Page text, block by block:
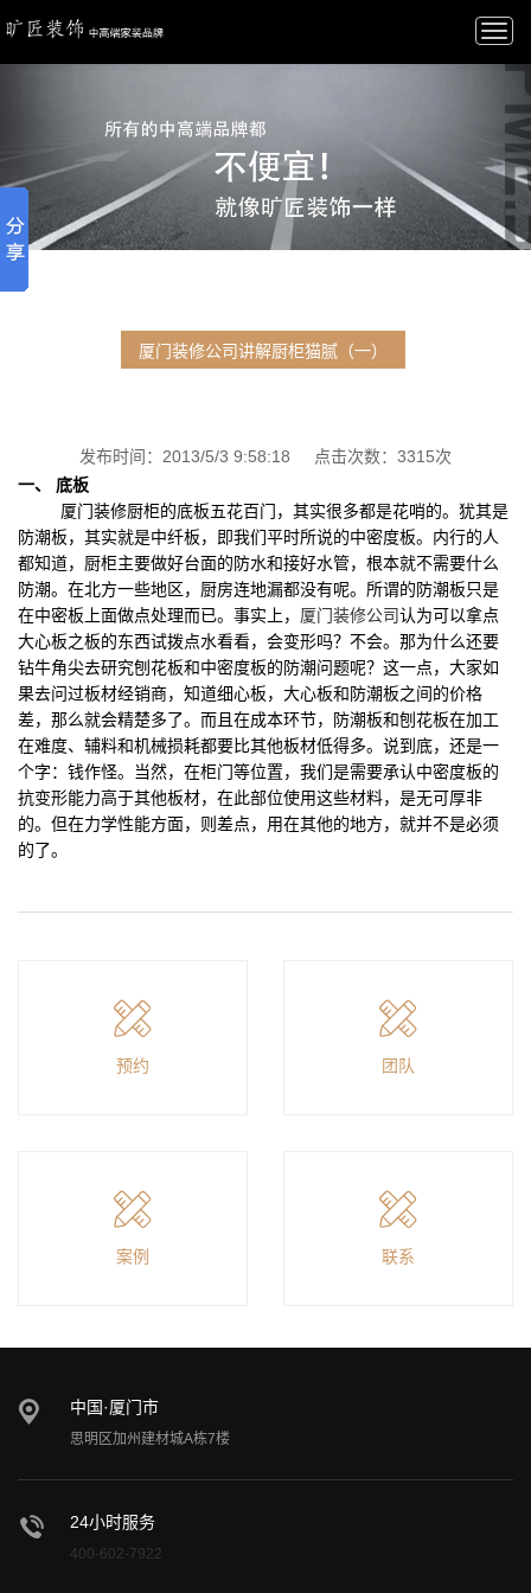
厦门装修公司讲解厨柜猫腻（一）
发布时间：2013/5/3 9:58:18 点击次数：3315次
一、 底板
厦门装修厨柜的底板五花百门，其实很多都是花哨的。犹其是
防潮板，其实就是中纤板，即我们平时所说的中密度板。内行的人
都知道，厨柜主要做好台面的防水和接好水管，根本就不需要什么
防潮。在北方一些地区，厨房连地漏都没有呢。所谓的防潮板只是
在中密板上面做点处理而已。事实上， 厦门装修公司认为可以拿点
大心板之板的东西试拨点水看看，会变形吗？不会。那为什么还要
钻牛角尖去研究刨花板和中密度板的防潮问题呢？这一点，大家如
果去问过板材经销商，知道细心板，大心板和防潮板之间的价格
差，那么就会精楚多了。而且在成本环节，防潮板和刨花板在加工
在难度、辅料和机械损耗都要比其他板材低得多。说到底，还是一
个字：钱作怪。当然，在柜门等位置，我们是需要承认中密度板的
抗变形能力高于其他板材，在此部位使用这些材料，是无可厚非
的。但在力学性能方面，则差点，用在其他的地方，就并不是必须
的了。
预约 团队
案例 联系
中国·厦门市
思明区加州建材城A栋7楼
24小时服务
400-602-7922